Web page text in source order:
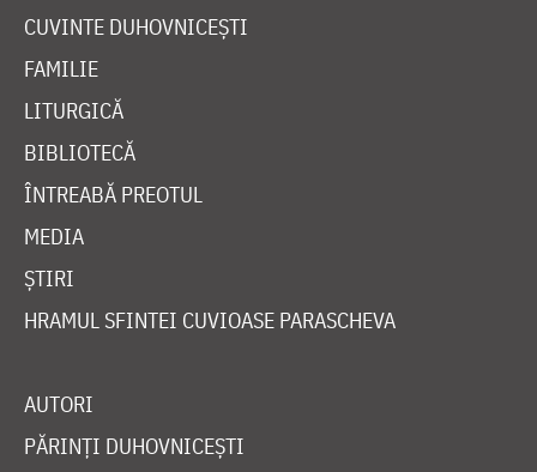
CUVINTE DUHOVNICEȘTI
FAMILIE
LITURGICĂ
BIBLIOTECĂ
ÎNTREABĂ PREOTUL
MEDIA
ȘTIRI
HRAMUL SFINTEI CUVIOASE PARASCHEVA
AUTORI
PĂRINȚI DUHOVNICEȘTI